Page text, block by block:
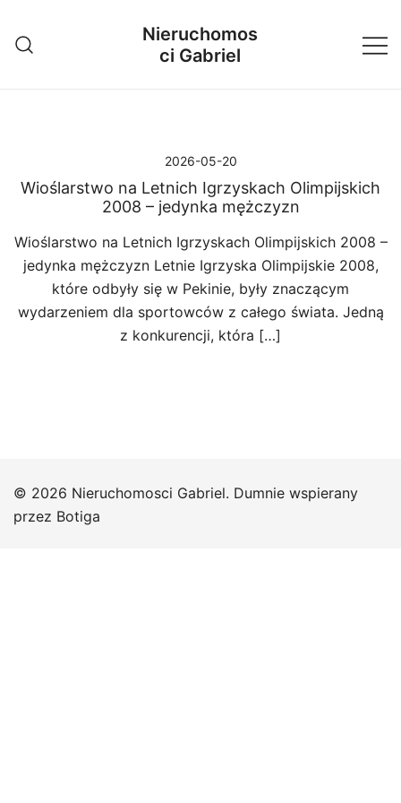
treści
Nieruchomos
ci Gabriel
2026-05-20
Wioślarstwo na Letnich Igrzyskach Olimpijskich
2008 – jedynka mężczyzn
Wioślarstwo na Letnich Igrzyskach Olimpijskich 2008 –
jedynka mężczyzn Letnie Igrzyska Olimpijskie 2008,
które odbyły się w Pekinie, były znaczącym
wydarzeniem dla sportowców z całego świata. Jedną
z konkurencji, która […]
© 2026 Nieruchomosci Gabriel. Dumnie wspierany
przez Botiga